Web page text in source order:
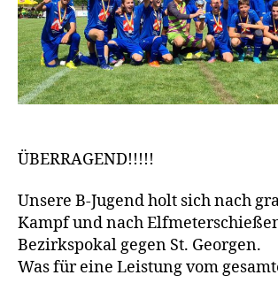
ÜBERRAGEND!!!!!
Unsere B-Jugend holt sich nach
Kampf und nach
Bezirkspokal gegen St. Georgen.
Was für eine Leistung vom